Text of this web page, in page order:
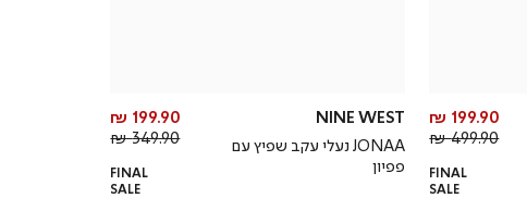
מחיר
מוצר
199.90 ₪
מחיר
499.90 ₪
FINAL
SALE
NINE WEST
JONAA נעלי עקב שפיץ עם
פפיון
מחיר
מוצר
199.90 ₪
מחיר
349.90 ₪
FINAL
SALE